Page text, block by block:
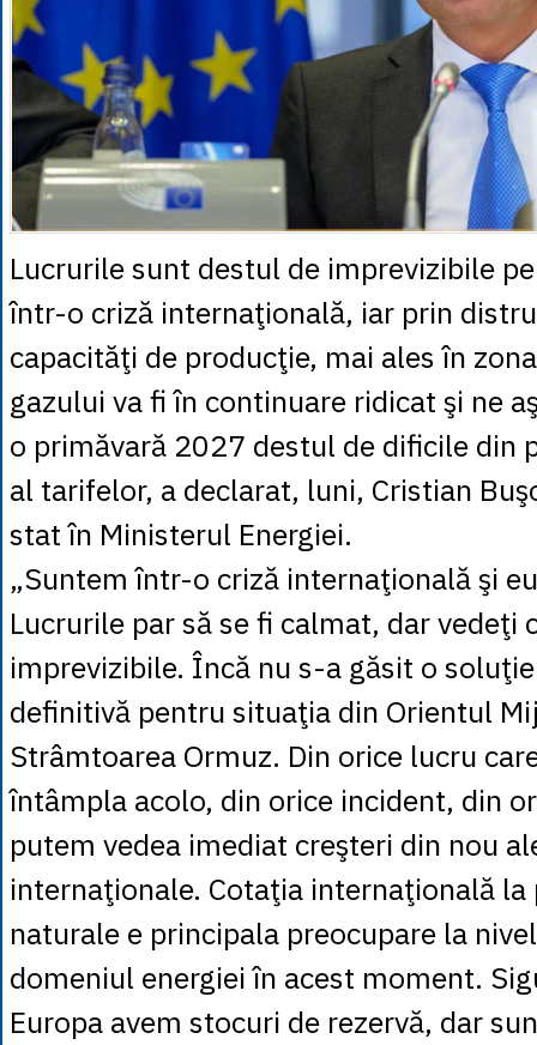
Lucrurile sunt destul de imprevizibile
într-o criză internaţională, iar prin
capacităţi de producţie, mai ales în
gazului va fi în continuare ridicat şi ne
o primăvară 2027 destul de dificile din
al tarifelor, a declarat, luni, Cristian
stat în Ministerul Energiei.
„Suntem într-o criză internaţională şi
Lucrurile par să se fi calmat, dar vedeţi
imprevizibile. Încă nu s-a găsit o
definitivă pentru situaţia din Orientul
Strâmtoarea Ormuz. Din orice lucru
întâmpla acolo, din orice incident, din
putem vedea imediat creşteri din nou
internaţionale. Cotaţia internaţională la
naturale e principala preocupare la
domeniul energiei în acest moment.
Europa avem stocuri de rezervă, dar